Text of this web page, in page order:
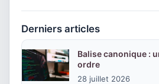
Derniers articles
Balise canonique :
ordre
28 juillet 2026